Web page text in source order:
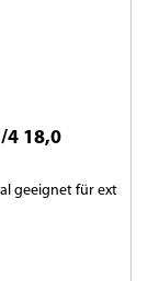
4 18,0
geeignet für ext